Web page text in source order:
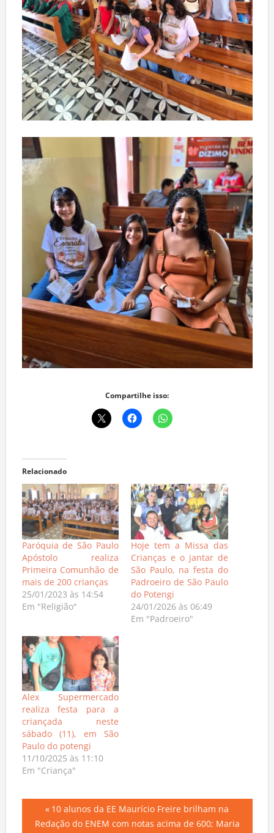
Compartilhe isso:
Relacionado
Paróquia de São Paulo
Apóstolo realiza
Primeira Comunhão de
mais de 200 crianças
25/01/2023 às 14:54
Em "Religião"
Hoje tem a Missa das
Crianças e o jantar de
São Paulo, na festa do
Padroeiro de São Paulo
do Potengi
24/01/2026 às 06:49
Em "Padroeiro"
Alex Supermercado
realiza festa para a
criançada neste
sábado (11), em São
Paulo do potengi
11/10/2025 às 11:10
Em "Criança"
Navegação
Previous
Post:
10 alunos da EE Maurício Freire brilham na
Redação do ENEM com notas acima de 600; Maria